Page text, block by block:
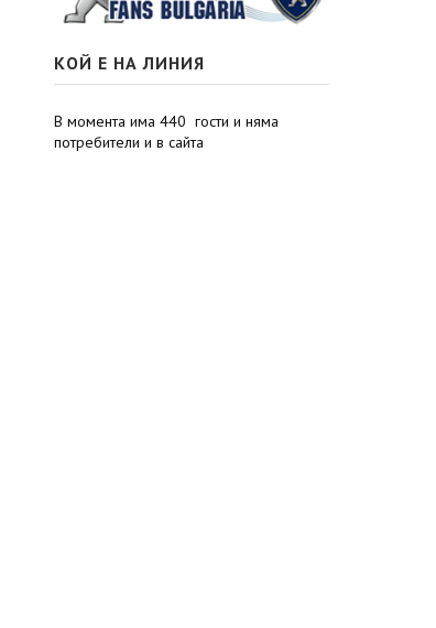
КОЙ Е НА ЛИНИЯ
В момента има 440 гости и няма
потребители и в сайта